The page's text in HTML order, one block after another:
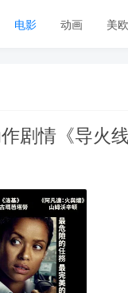
电影 动画 美
剧情《导火